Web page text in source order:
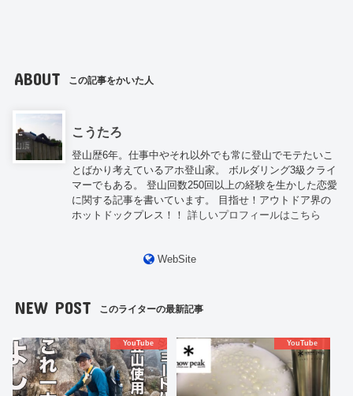
ABOUT この記事をかいた人
こうたろ
登山歴6年。仕事中やそれ以外でも常に登山でモテたいこ
とばかり考えているアホ登山家。 ボルダリング3級クライ
マーでもある。 登山回数250回以上の経験を生かした恋愛
に関する記事を書いています。 目指せ！アウトドア界の
ホットドックプレス！！詳しいプロフィールはこちら
WebSite
NEW POST このライターの最新記事
YouTube YouTube